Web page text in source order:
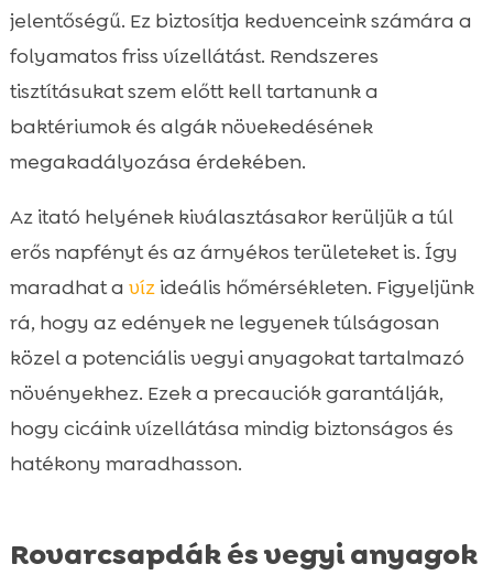
jelentőségű. Ez biztosítja kedvenceink számára a
folyamatos friss vízellátást. Rendszeres
tisztításukat szem előtt kell tartanunk a
baktériumok és algák növekedésének
megakadályozása érdekében.
Az itató helyének kiválasztásakor kerüljük a túl
erős napfényt és az árnyékos területeket is. Így
maradhat a vízideális hőmérsékleten. Figyeljünk
rá, hogy az edények ne legyenek túlságosan
közel a potenciális vegyi anyagokat tartalmazó
növényekhez. Ezek a precauciók garantálják,
hogy cicáink vízellátása mindig biztonságos és
hatékony maradhasson.
Rovarcsapdák és vegyi anyagok